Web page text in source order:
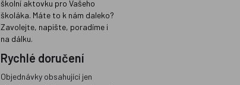
školní aktovku pro Vašeho
školáka. Máte to k nám daleko?
Zavolejte, napište, poradíme i
na dálku.
Rychlé doručení
Objednávky obsahující jen